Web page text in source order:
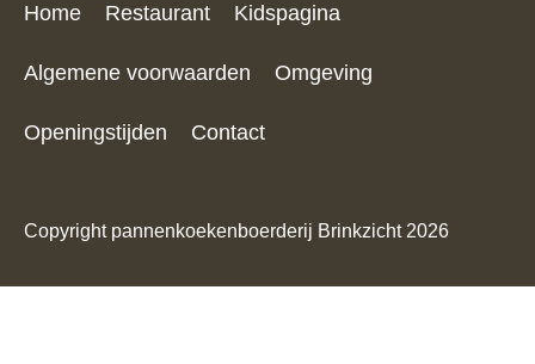
Home Restaurant Kidspagina
Algemene voorwaarden Omgeving
Openingstijden Contact
Copyright pannenkoekenboerderij Brinkzicht 2026